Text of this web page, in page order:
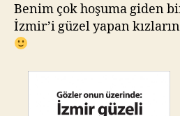
Benim çok hoşuma giden
İzmir’i güzel yapan